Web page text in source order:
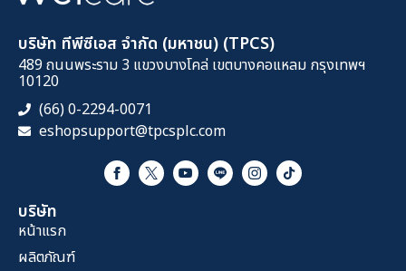
บริษัท ทีพีซีเอส จำกัด (มหาชน) (TPCS)
489 ถนนพระราม 3 แขวงบางโคล่ เขตบางคอแหลม กรุงเทพฯ
10120
(66) 0-2294-0071
eshopsupport@tpcsplc.com
บริษัท
หน้าแรก
ผลิตภัณฑ์